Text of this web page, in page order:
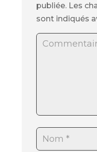
publiée. Les
sont indiqués